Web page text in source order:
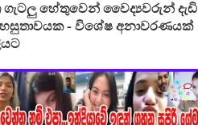
ගැටලු හේතුවෙන් වෛද්‍යවරුන් දැඩි
- විශේෂ අනාවරණයක්